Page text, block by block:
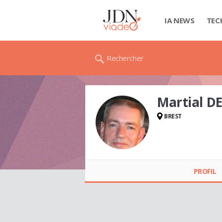
IA NEWS
Rechercher
Martial
BREST
PROFIL